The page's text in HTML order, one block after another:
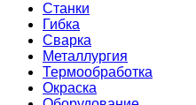
Станки
Гибка
Сварка
Металлургия
Термообработка
Окраска